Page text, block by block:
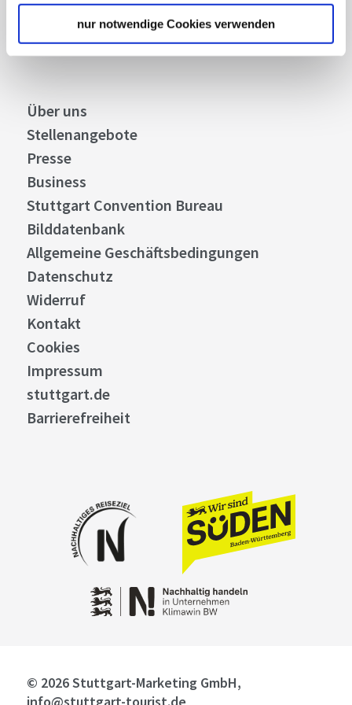
nur notwendige Cookies verwenden
Abonnieren
Über uns
Stellenangebote
Presse
Business
Stuttgart Convention Bureau
Bilddatenbank
Allgemeine Geschäftsbedingungen
Datenschutz
Widerruf
Kontakt
Cookies
Impressum
stuttgart.de
Barrierefreiheit
© 2026 Stuttgart-Marketing GmbH,